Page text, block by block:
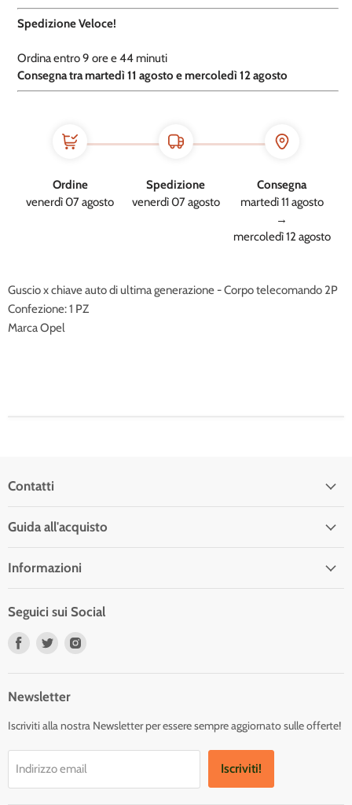
Spedizione Veloce!
Ordina entro9 ore e44 minuti
​Consegna tra martedì 11 agosto e mercoledì 12 agosto
Ordine
venerdì 07 agosto
Spedizione
venerdì 07 agosto
Consegna
martedì 11 agosto
→
mercoledì 12 agosto
Guscio x chiave auto di ultima generazione - Corpo telecomando 2P
Confezione: 1 PZ
Marca Opel
Contatti
Guida all'acquisto
Informazioni
Seguici sui Social
Trovaci
Trovaci
Newsletter
Iscriviti alla nostra Newsletter per essere sempre aggiornato sulle offerte!
Indirizzo email Iscriviti!